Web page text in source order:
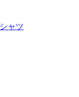
ャツ